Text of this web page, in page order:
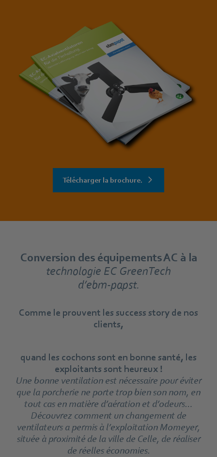
Télécharger la brochure.
Conversion des équipements AC à la
technologie EC GreenTech
d’ebm‑papst.
Comme le prouvent les success story de nos
clients,
quand les cochons sont en bonne santé, les
exploitants sont heureux !
Une bonne ventilation est nécessaire pour éviter
que la porcherie ne porte trop bien son nom, en
tout cas en matière d’aération et d’odeurs…
Découvrez comment un changement de
ventilateurs a permis à l’exploitation Momeyer,
située à proximité de la ville de Celle, de réaliser
de réelles économies.